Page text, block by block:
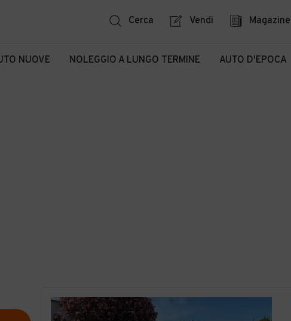
Cerca Vendi Magazine
NUOVE NOLEGGIO A LUNGO TERMINE AUTO D'EPOCA